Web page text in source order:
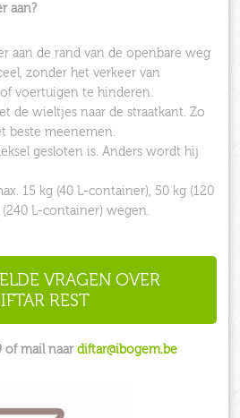
aan?
aan de rand van de openbare weg
zonder het verkeer van
voertuigen te hinderen.
de wieltjes naar de straatkant. Zo
beste meenemen.
gesloten is. Anders wordt hij
15 kg (40 L-container), 50 kg (120
L-container) wegen.
VRAGEN OVER
REST
of mail naardiftar@ibogem.be